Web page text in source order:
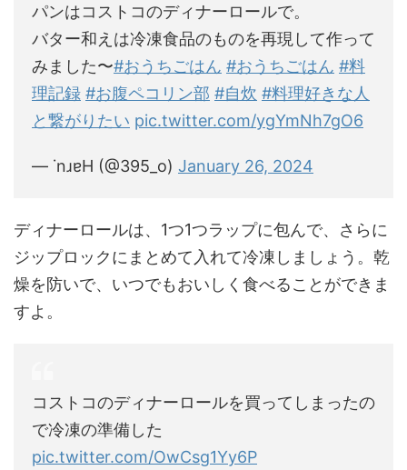
パンはコストコのディナーロールで。
バター和えは冷凍食品のものを再現して作って
みました〜#おうちごはん #おうちごはん #料
理記録 #お腹ペコリン部 #自炊 #料理好きな人
と繋がりたい pic.twitter.com/ygYmNh7gO6
— ˙nɹɐH (@395_o) January 26, 2024
ディナーロールは、1つ1つラップに包んで、さらに
ジップロックにまとめて入れて冷凍しましょう。乾
燥を防いで、いつでもおいしく食べることができま
すよ。
コストコのディナーロールを買ってしまったの
で冷凍の準備した
pic.twitter.com/OwCsg1Yy6P